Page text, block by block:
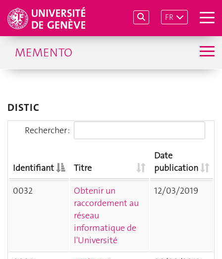
FR
MEMENTO
DISTIC
Rechercher :
Identifiant Titre
Date
publication
0032
Obtenir un
raccordement au
réseau
informatique de
l'Université
12/03/2019